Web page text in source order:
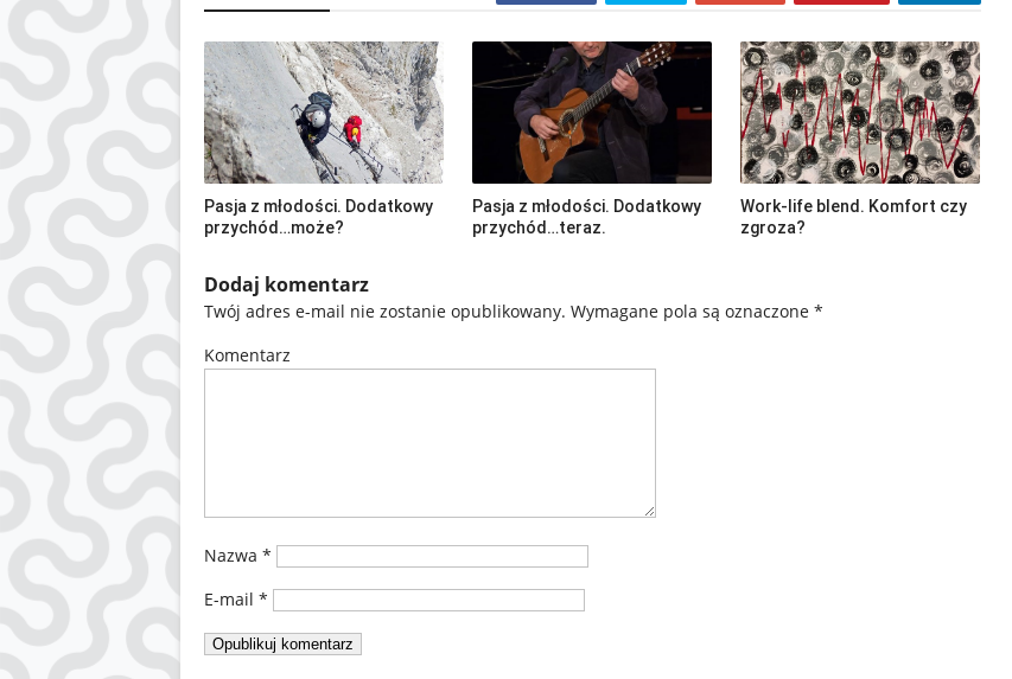
Pasja z młodości. Dodatkowy
przychód…może?
Pasja z młodości. Dodatkowy
przychód…teraz.
Work-life blend. Komfort czy
zgroza?
Dodaj komentarz
Twój adres e-mail nie zostanie opublikowany. Wymagane pola są oznaczone *
Komentarz
Nazwa *
E-mail *